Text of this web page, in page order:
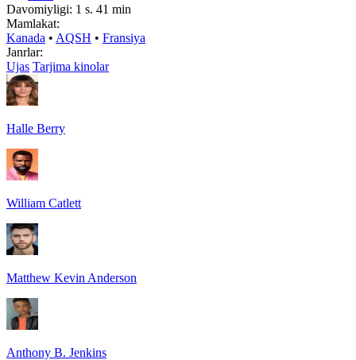
Davomiyligi: 1 s. 41 min
Mamlakat:
Kanada • AQSH • Fransiya
Janrlar:
Ujas Tarjima kinolar
Halle Berry
William Catlett
Matthew Kevin Anderson
Anthony B. Jenkins